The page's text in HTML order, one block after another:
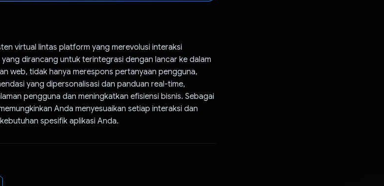
virtual lintas platform yang merevolusi interaksi
dirancang untuk terintegrasi dengan lancar ke dalam
web, tidak hanya merespons pertanyaan pengguna,
yang dipersonalisasi dan panduan real-time,
pengguna dan meningkatkan efisiensi bisnis. Sebagai
Anda menyesuaikan setiap interaksi dan
spesifik aplikasi Anda.